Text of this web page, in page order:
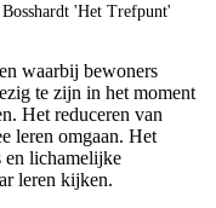
'Het Trefpunt'
waarbij bewoners
te zijn in het moment
Het reduceren van
leren omgaan. Het
en lichamelijke
leren kijken.